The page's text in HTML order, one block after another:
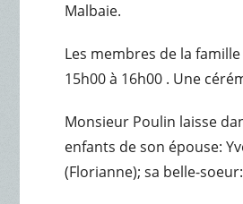
Malbaie.
Les membres de la
15h00 à 16h00 . Une
Monsieur Poulin laisse
enfants de son épouse:
(Florianne); sa belle-